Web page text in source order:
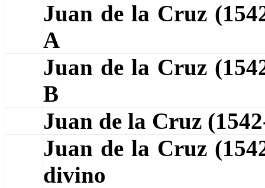
Juan de la Cruz
A
Juan de la Cruz
B
Juan de la Cruz
Juan de la Cruz
divino